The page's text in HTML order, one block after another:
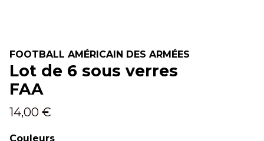
FOOTBALL AMÉRICAIN DES ARMÉES
Lot de 6 sous verres
FAA
14,00 €
Couleurs